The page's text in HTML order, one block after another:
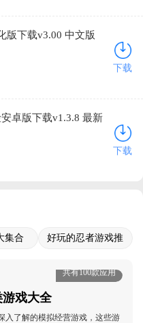
版下载v3.00 中文版
下载
卓版下载v1.3.8 最新
下载
集合
好玩的忍者游戏推
共有100款应用
戏大全
入了解的模拟经营游戏，这些游